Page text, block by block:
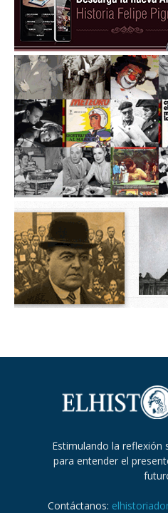
Estimulando la reflexión
para entender el
Contáctanos: